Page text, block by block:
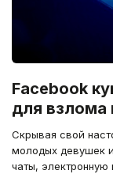
Facebook
для взлома
Скрывая свой
молодых девушек
чаты, электронную